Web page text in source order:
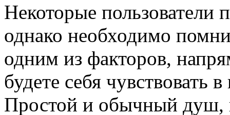
Некоторые пользователи
однако необходимо
одним из факторов,
будете себя
Простой и обычный душ,